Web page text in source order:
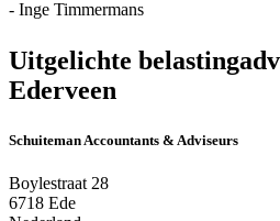
- Inge Timmermans
Uitgelichte
Ederveen
Schuiteman Accountants & Adviseurs
Boylestraat 28
6718 Ede